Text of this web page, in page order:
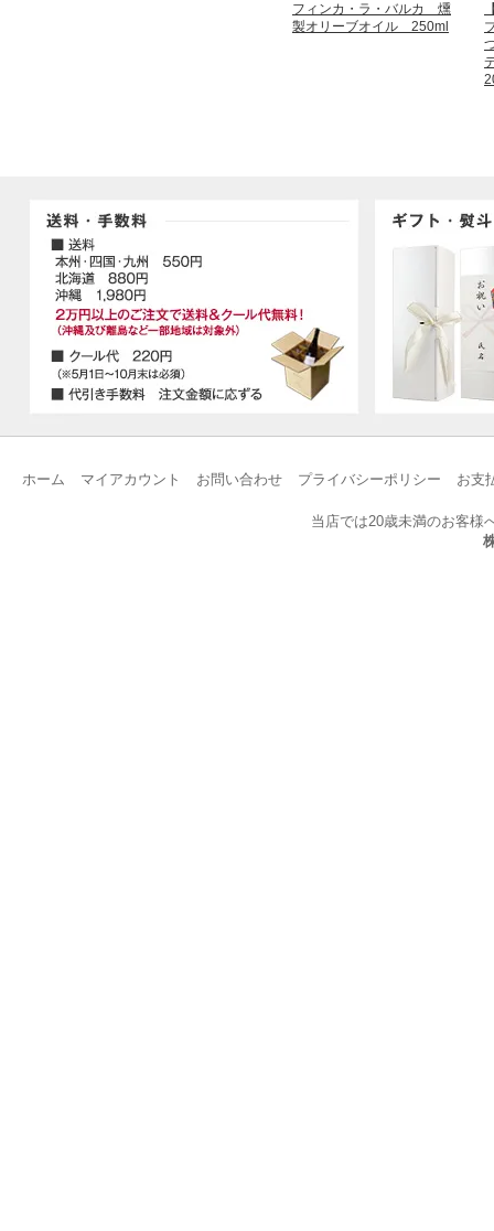
フィンカ・ラ・バルカ 燻
製オリーブオイル 250ml
ホーム マイアカウント お問い合わせ プライバシーポリシー お支
当店では20歳未満のお客様